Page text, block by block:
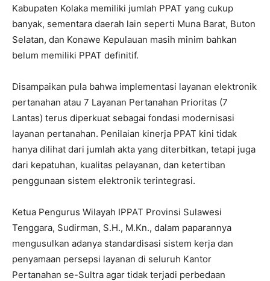
Kabupaten Kolaka memiliki jumlah PPAT yang cukup
banyak, sementara daerah lain seperti Muna Barat, Buton
Selatan, dan Konawe Kepulauan masih minim bahkan
belum memiliki PPAT definitif.
Disampaikan pula bahwa implementasi layanan elektronik
pertanahan atau 7 Layanan Pertanahan Prioritas (7
Lantas) terus diperkuat sebagai fondasi modernisasi
layanan pertanahan. Penilaian kinerja PPAT kini tidak
hanya dilihat dari jumlah akta yang diterbitkan, tetapi juga
dari kepatuhan, kualitas pelayanan, dan ketertiban
penggunaan sistem elektronik terintegrasi.
Ketua Pengurus Wilayah IPPAT Provinsi Sulawesi
Tenggara, Sudirman, S.H., M.Kn., dalam paparannya
mengusulkan adanya standardisasi sistem kerja dan
penyamaan persepsi layanan di seluruh Kantor
Pertanahan se-Sultra agar tidak terjadi perbedaan